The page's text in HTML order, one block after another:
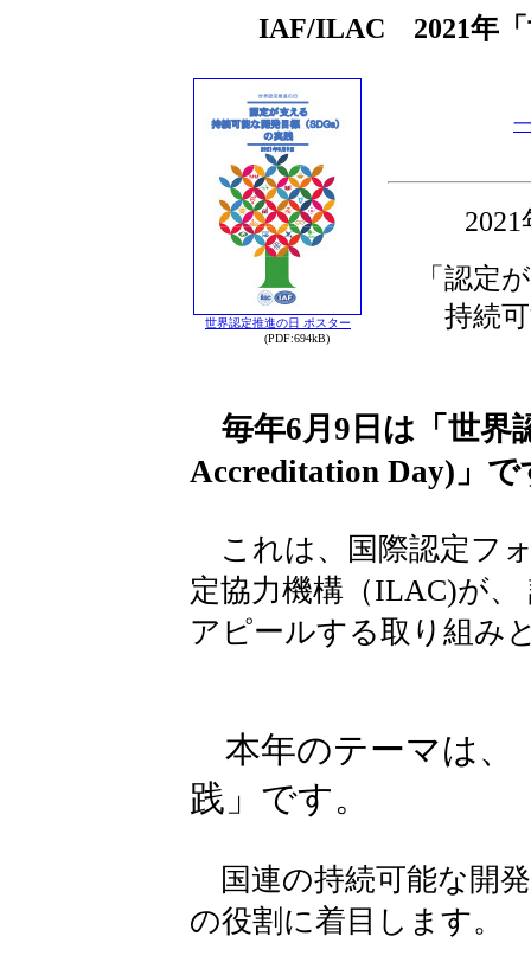
IAF/ILAC 2021年「
世界認定推進の日 ポスター
(PDF:694kB)
「認定
持続可
毎年6月9日は「世界
Accreditation Day)」で
これは、国際認定フ
定協力機構（ILAC)が
アピールする取り組み
本年のテーマは、
践」です。
国連の持続可能な開
の役割に着目します。